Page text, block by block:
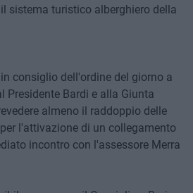
sistema turistico alberghiero della
consiglio dell'ordine del giorno a
Bardi e alla Giunta
almeno il raddoppio delle
l'attivazione di un collegamento
incontro con l'assessore Merra